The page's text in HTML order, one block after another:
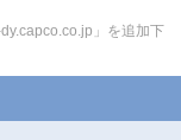
」を追加下